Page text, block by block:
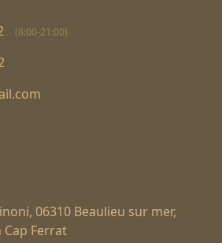
(8:00-21:00)
06310 Beaulieu sur mer,
Cap Ferrat